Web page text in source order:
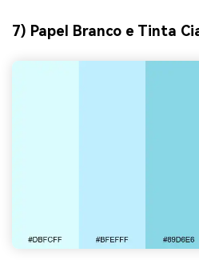
7) Papel Branco e Tinta